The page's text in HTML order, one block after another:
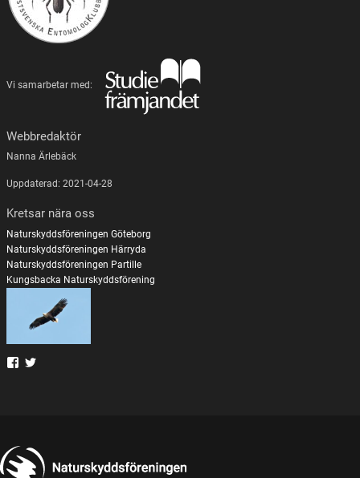
Vi samarbetar med:
Webbredaktör
Nanna Ärlebäck
Uppdaterad: 2021-04-28
Kretsar nära oss
Naturskyddsföreningen Göteborg
Naturskyddsföreningen Härryda
Naturskyddsföreningen Partille
Kungsbacka Naturskyddsförening